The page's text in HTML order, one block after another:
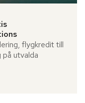
flygkredit till
utvalda